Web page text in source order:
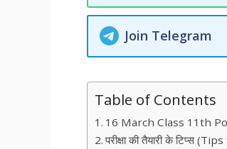
Join Telegram
Table of Contents
16 March Class 11th
परीक्षा की तैयारी के टिप्स